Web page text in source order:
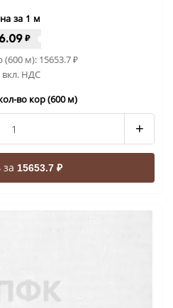
за 1 м
₽
(600 м): 15653.7₽
вкл. НДС
во кор (600 м)
+
за 15653.7 ₽